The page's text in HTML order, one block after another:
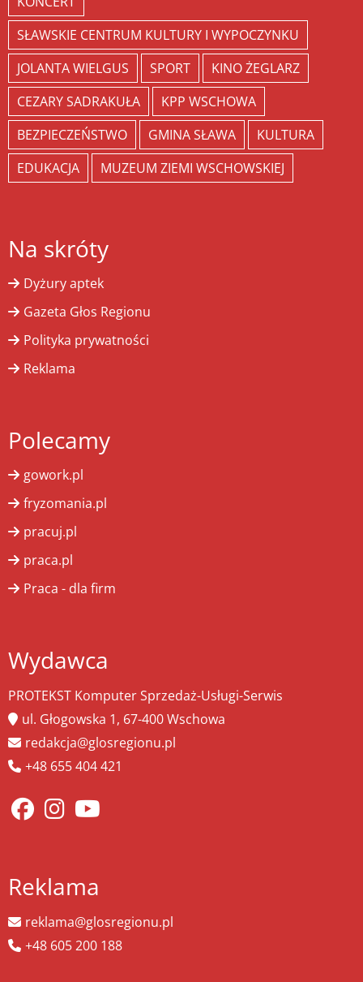
SŁAWSKIE CENTRUM KULTURY I WYPOCZYNKU
JOLANTA WIELGUS
SPORT
KINO ŻEGLARZ
CEZARY SADRAKUŁA
KPP WSCHOWA
BEZPIECZEŃSTWO
GMINA SŁAWA
KULTURA
EDUKACJA
MUZEUM ZIEMI WSCHOWSKIEJ
Na skróty
Dyżury aptek
Gazeta Głos Regionu
Polityka prywatności
Reklama
Polecamy
gowork.pl
fryzomania.pl
pracuj.pl
praca.pl
Praca - dla firm
Wydawca
PROTEKST Komputer Sprzedaż-Usługi-Serwis
ul. Głogowska 1, 67-400 Wschowa
redakcja@glosregionu.pl
+48 655 404 421
Reklama
reklama@glosregionu.pl
+48 605 200 188